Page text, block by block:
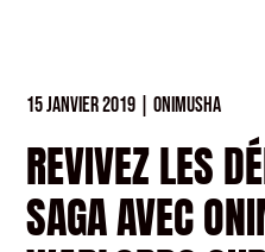
REVIVEZ LES
SAGA AVEC
15 JANVIER 2019 |ONIMUSHA